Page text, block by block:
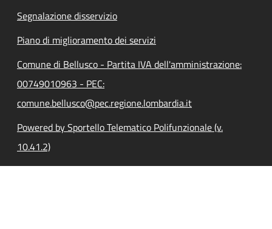
Segnalazione disservizio
Piano di miglioramento dei servizi
Comune di Bellusco - Partita IVA dell'amministrazione:
00749010963 - PEC:
comune.bellusco@pec.regione.lombardia.it
Powered by Sportello Telematico Polifunzionale (v.
10.41.2)